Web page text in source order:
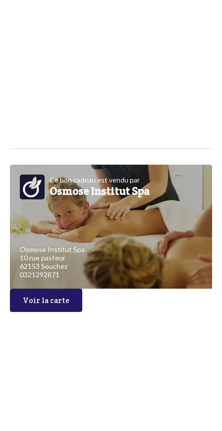
Ce bon cadeau est vendu par
Osmose Institut Spa
Osmose Institut Spa
10 rue pasteur
62153 Souchez
0321292871
Voir la carte